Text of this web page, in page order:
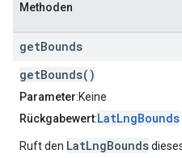
Methoden
getBounds
getBounds()
Parameter:Keine
Rückgabewert:LatLngBounds
Ruft den LatLngBounds